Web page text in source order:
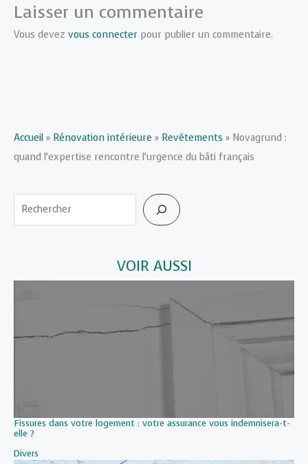
Laisser un commentaire
Vous devez vous connecter pour publier un commentaire.
Accueil » Rénovation intérieure » Revêtements » Novagrund :
quand l’expertise rencontre l’urgence du bâti français
Rechercher
VOIR AUSSI
Fissures dans votre logement : votre assurance vous indemnisera-t-
elle ?
Par rapport à
Divers